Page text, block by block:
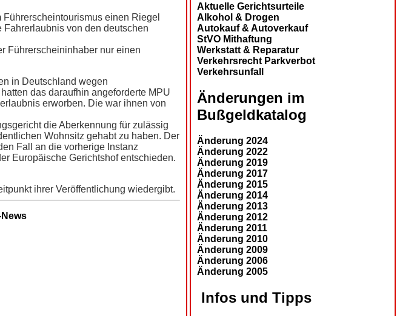
einen Riegel
von den deutschen
Führerscheininhaber nur einen
in Deutschland wegen
das daraufhin angeforderte MPU
erworben. Die war ihnen von
die Aberkennung für zulässig
Wohnsitz gehabt zu haben. Der
Fall an die vorherige Instanz
Europäische Gerichtshof entschieden.
ihrer Veröffentlichung wiedergibt.
Aktuelle Gerichtsurteile
Alkohol & Drogen
Autokauf & Autoverkauf
StVO Mithaftung
Werkstatt & Reparatur
Verkehrsrecht Parkverbot
Verkehrsunfall
Änderungen im
Bußgeldkatalog
Änderung 2024
Änderung 2022
Änderung 2019
Änderung 2017
Änderung 2015
Änderung 2014
Änderung 2013
Änderung 2012
Änderung 2011
Änderung 2010
Änderung 2009
Änderung 2006
Änderung 2005
Infos und Tipps